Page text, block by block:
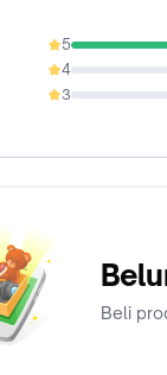
5
100%
4
0%
3
0%
Beli